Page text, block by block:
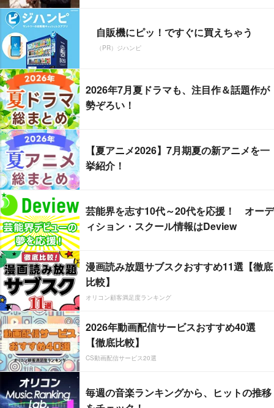
自販機にピッ！ですぐに買えちゃう
（PR）ジハンピ
2026年7月夏ドラマも、注目作＆話題作が
勢ぞろい！
【夏アニメ2026】7月期夏の新アニメを一
挙紹介！
芸能界を志す10代～20代を応援！ オーデ
ィション・スクール情報はDeview
漫画読み放題サブスクおすすめ11選【徹底
比較】
オリコン顧客満足度ランキング
2026年動画配信サービスおすすめ40選
【徹底比較】
CS動画配信サービス20選
毎週の音楽ランキングから、ヒットの推移